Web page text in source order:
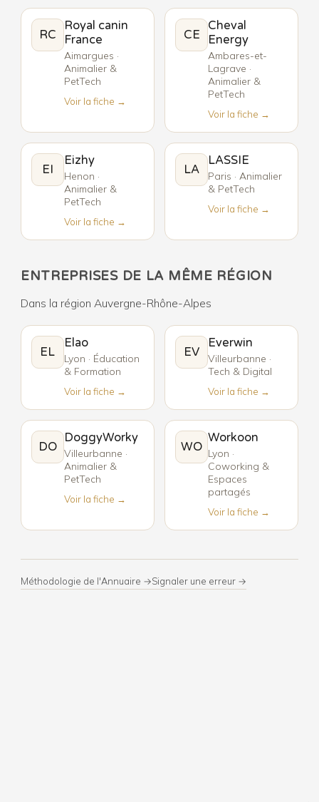
RC
Royal canin
France
Aimargues ·
Animalier &
PetTech
Voir la fiche →
CE
Cheval
Energy
Ambares-et-
Lagrave ·
Animalier &
PetTech
Voir la fiche →
EI
Eizhy
Henon ·
Animalier &
PetTech
Voir la fiche →
LA
LASSIE
Paris · Animalier
& PetTech
Voir la fiche →
ENTREPRISES DE LA MÊME RÉGION
Dans la région Auvergne-Rhône-Alpes
EL
Elao
Lyon · Éducation
& Formation
Voir la fiche →
EV
Everwin
Villeurbanne ·
Tech & Digital
Voir la fiche →
DO
DoggyWorky
Villeurbanne ·
Animalier &
PetTech
Voir la fiche →
WO
Workoon
Lyon ·
Coworking &
Espaces
partagés
Voir la fiche →
Méthodologie de l'Annuaire →Signaler une erreur →